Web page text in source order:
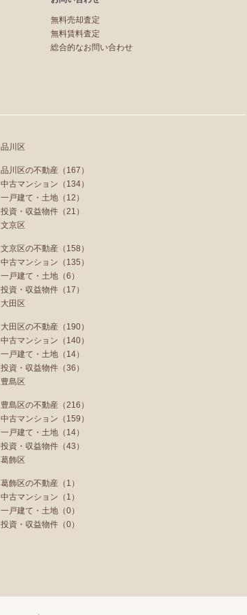
無料売却査定
無料賃料査定
総合的なお問い合わせ
品川区
品川区の不動産（167）
中古マンション（134）
一戸建て・土地（12）
投資・収益物件（21）
文京区
文京区の不動産（158）
中古マンション（135）
一戸建て・土地（6）
投資・収益物件（17）
大田区
大田区の不動産（190）
中古マンション（140）
一戸建て・土地（14）
投資・収益物件（36）
豊島区
豊島区の不動産（216）
中古マンション（159）
一戸建て・土地（14）
投資・収益物件（43）
葛飾区
葛飾区の不動産（1）
中古マンション（1）
一戸建て・土地（0）
投資・収益物件（0）